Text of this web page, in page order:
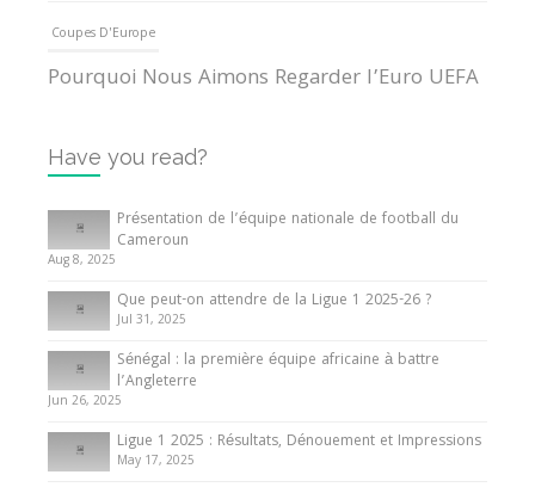
Coupes D'Europe
Pourquoi Nous Aimons Regarder l’Euro UEFA
Internationales
Tout ce que vous devez savoir sur la Coupe
d’Afrique des Nations
10 May 2024
Internationales
Présentation de l’équipe nationale de football
du Cameroun
8 August 2025
Have you read?
Présentation de l’équipe nationale de football du
Cameroun
Aug 8, 2025
Que peut-on attendre de la Ligue 1 2025-26 ?
Jul 31, 2025
Sénégal : la première équipe africaine à battre
l’Angleterre
Jun 26, 2025
Ligue 1 2025 : Résultats, Dénouement et Impressions
May 17, 2025